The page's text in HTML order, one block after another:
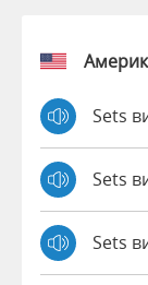
Sets
Sets
Sets